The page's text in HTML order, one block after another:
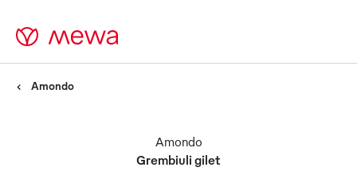
Amondo
Grembiuli gilet
Amondo